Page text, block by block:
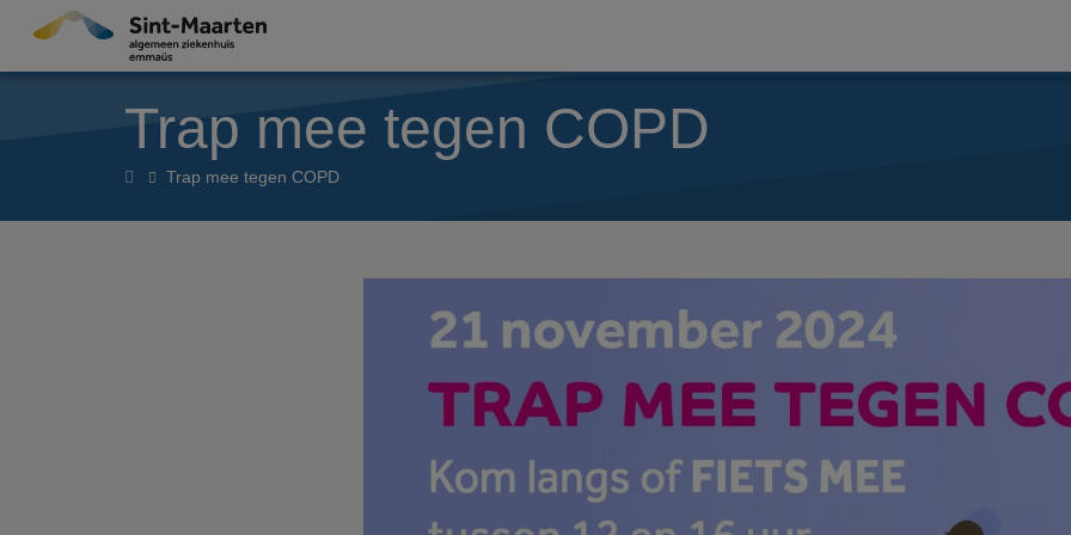
Overslaan en naar de inhoud gaan
Trap mee tegen COPD
HomeTrap mee tegen COPD